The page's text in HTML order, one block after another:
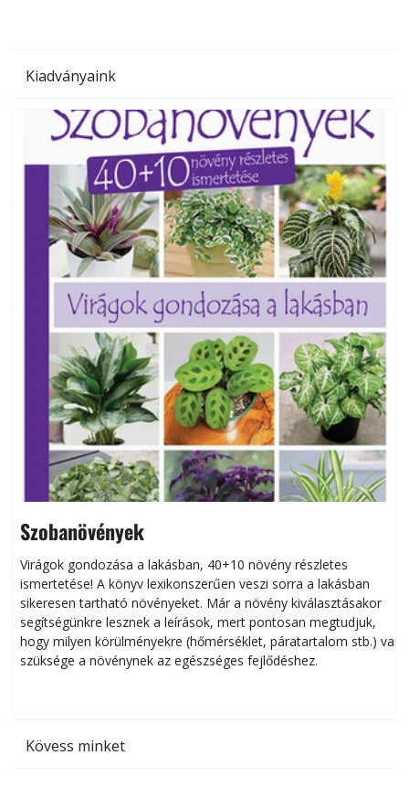
Kiadványaink
Szobanövények
Virágok gondozása a lakásban, 40+10 növény részletes
ismertetése! A könyv lexikonszerűen veszi sorra a lakásban
sikeresen tart­ha­tó növényeket. Már a növény kiválasztásakor
segítségünkre lesznek a leírások, mert pontosan megtudjuk,
hogy milyen körülményekre (hőmérséklet, páratartalom stb.) van
szüksége a növénynek az egészséges fejlődéshez.
Kövess minket